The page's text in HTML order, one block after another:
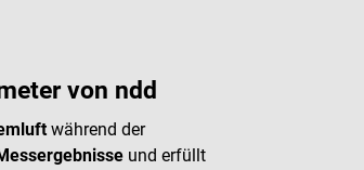
von ndd
während der
und erfüllt